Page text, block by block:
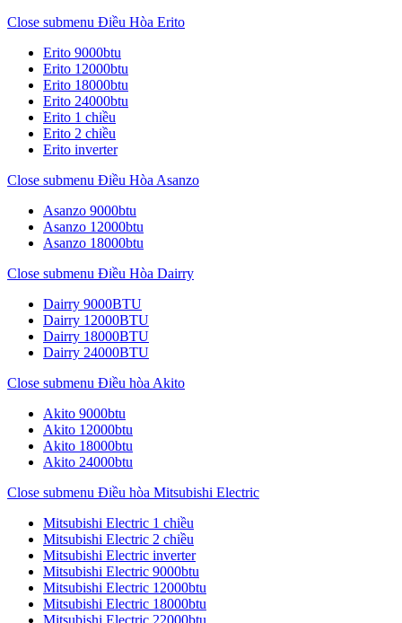
Close submenu Điều Hòa Erito
Erito 9000btu
Erito 12000btu
Erito 18000btu
Erito 24000btu
Erito 1 chiều
Erito 2 chiều
Erito inverter
Close submenu Điều Hòa Asanzo
Asanzo 9000btu
Asanzo 12000btu
Asanzo 18000btu
Close submenu Điều Hòa Dairry
Dairry 9000BTU
Dairry 12000BTU
Dairry 18000BTU
Dairry 24000BTU
Close submenu Điều hòa Akito
Akito 9000btu
Akito 12000btu
Akito 18000btu
Akito 24000btu
Close submenu Điều hòa Mitsubishi Electric
Mitsubishi Electric 1 chiều
Mitsubishi Electric 2 chiều
Mitsubishi Electric inverter
Mitsubishi Electric 9000btu
Mitsubishi Electric 12000btu
Mitsubishi Electric 18000btu
Mitsubishi Electric 22000btu